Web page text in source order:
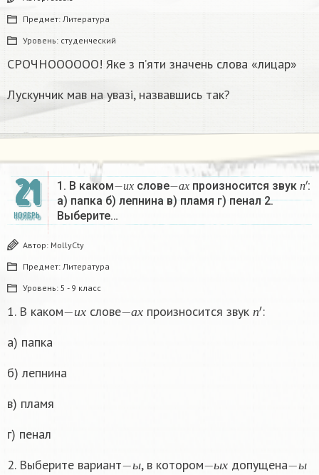
Предмет: Литература
Уровень: студенческий
СРОЧНОООООО! Яке з п’яти значень слова «лицар»
Лускунчик мав на увазі, назвавшись так?
21
НОЯБРЬ
1. В каком их
−ихслове а х
−а хпроизносится звук п
п′:
а) папка б) лепнина в) пламя г) пенал 2.
Выберите…
Автор: MollyCty
Предмет: Литература
Уровень: 5 - 9 класс
1. В каком ихслове ах произносится звукп
′:
а) папка
б) лепнина
в) пламя
г) пенал
2. Выберите вариант
ы, в котором ых допущена ы